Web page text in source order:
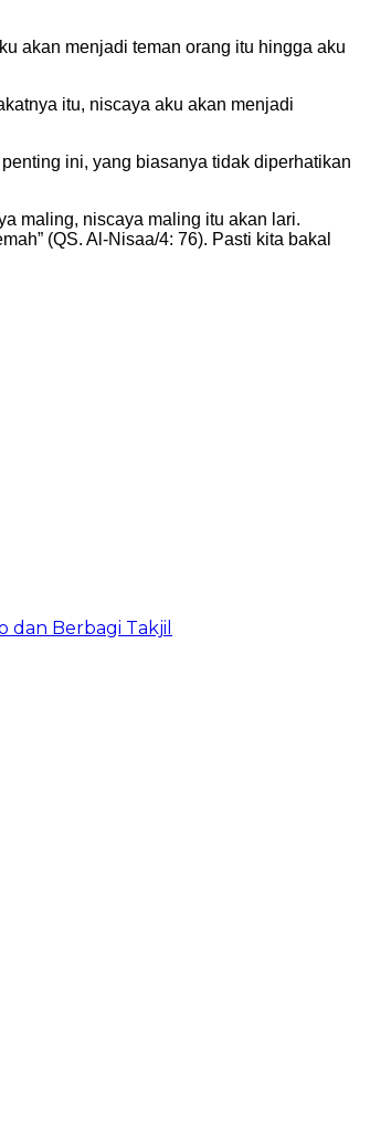
akan menjadi teman orang itu hingga aku
itu, niscaya aku akan menjadi
ini, yang biasanya tidak diperhatikan
maling, niscaya maling itu akan lari.
(QS. Al-Nisaa/4: 76). Pasti kita bakal
dan Berbagi Takjil